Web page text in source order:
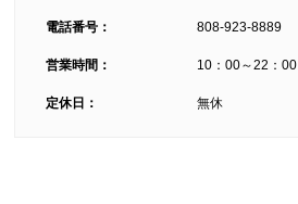
電話番号： 808-923-8889
営業時間： 10：00～22：00
定休日： 無休